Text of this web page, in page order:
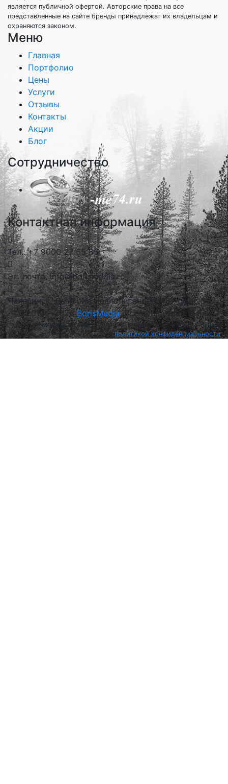
является публичной офертой. Авторские права на все
представленные на сайте бренды принадлежат их владельцам и
охраняются законом.
Меню
Главная
Портфолио
Цены
Услуги
Отзывы
Контакты
Акции
Блог
Сотрудничество
Контактная информация
Тел.: +7 9000 27 65 65
Эл. почта: info@borismedia.ru
Челябинск, Дмитрия Неаполитанова, 48 , офис 53
2013 – 2026 BorisMedia, Все права защищены
Находясь на сайте borismedia.ru вы соглашетесь с нашей
политикой конфиденциальности